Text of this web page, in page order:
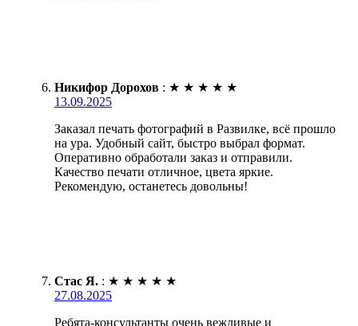
Никифор Дорохов : ★ ★ ★ ★ ★
13.09.2025
Заказал печать фотографий в Развилке, всё прошло
на ура. Удобный сайт, быстро выбрал формат.
Оперативно обработали заказ и отправили.
Качество печати отличное, цвета яркие.
Рекомендую, останетесь довольны!
Стас Я. : ★ ★ ★ ★ ★
27.08.2025
Ребята-консультанты очень вежливые и